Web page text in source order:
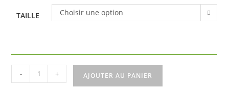
25 €
TAILLE
Choisir une option
quantité
de
- + AJOUTER AU PANIER